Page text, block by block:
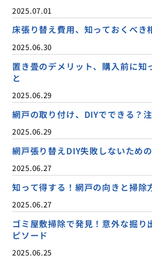
2025.07.01
床張り替え費用、知っておくべき
2025.06.30
置き畳のデメリット、購入前に知
と
2025.06.29
網戸の取り付け、DIYでできる？
2025.06.29
網戸張り替えDIY失敗しないため
2025.06.27
知って得する！網戸の向きと掃除
2025.06.27
ゴミ屋敷掃除で発見！意外な掘り
ピソード
2025.06.25